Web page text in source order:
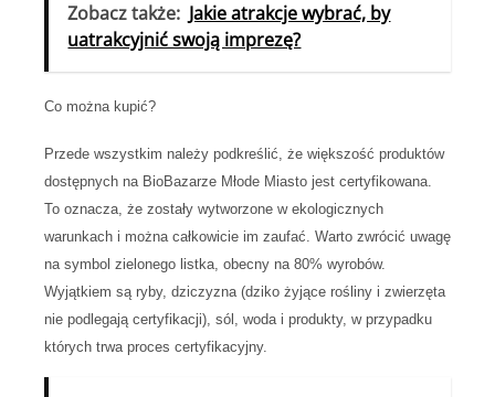
Zobacz także: Jakie atrakcje wybrać, by
uatrakcyjnić swoją imprezę?
Co można kupić?
Przede wszystkim należy podkreślić, że większość produktów
dostępnych na BioBazarze Młode Miasto jest certyfikowana.
To oznacza, że zostały wytworzone w ekologicznych
warunkach i można całkowicie im zaufać. Warto zwrócić uwagę
na symbol zielonego listka, obecny na 80% wyrobów.
Wyjątkiem są ryby, dziczyzna (dziko żyjące rośliny i zwierzęta
nie podlegają certyfikacji), sól, woda i produkty, w przypadku
których trwa proces certyfikacyjny.